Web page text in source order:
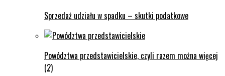
Sprzedaż udziału w spadku – skutki podatkowe
Powództwa przedstawicielskie, czyli razem można więcej
(2)